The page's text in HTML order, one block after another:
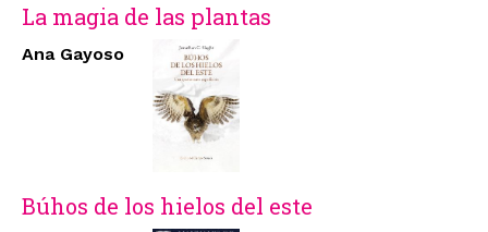
La magia de las plantas
Ana Gayoso
Búhos de los hielos del este